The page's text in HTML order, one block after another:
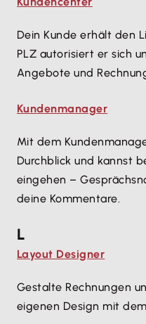
Dein Kunde erhält den
PLZ autorisiert er sich
Angebote und
Kundenmanager
Mit dem
Durchblick und kannst
eingehen –
deine Kommentare.
L
Layout Designer
Gestalte Rechnungen
eigenen Design mit